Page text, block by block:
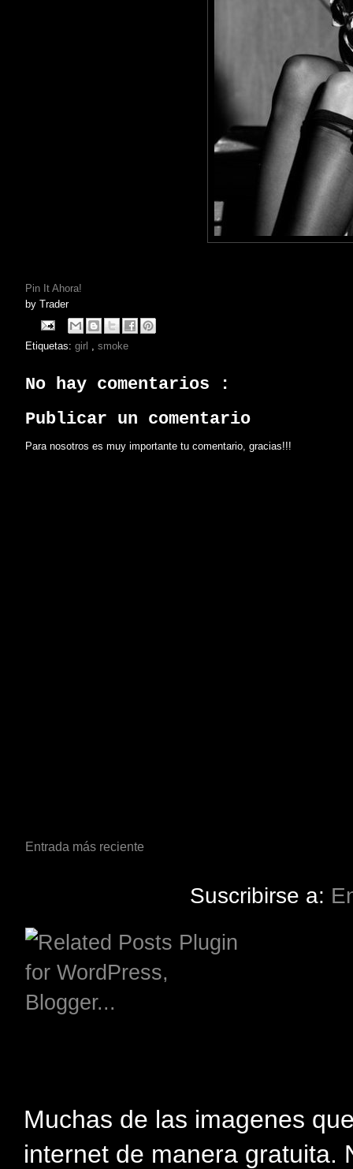
Pin It Ahora!
by Trader
Etiquetas: girl smoke
No hay comentarios :
Publicar un comentario
Para nosotros es muy importante tu comentario, gracias!!!
Entrada más reciente
Suscribirse a:
Muchas de las imagenes
internet de manera gratuita.